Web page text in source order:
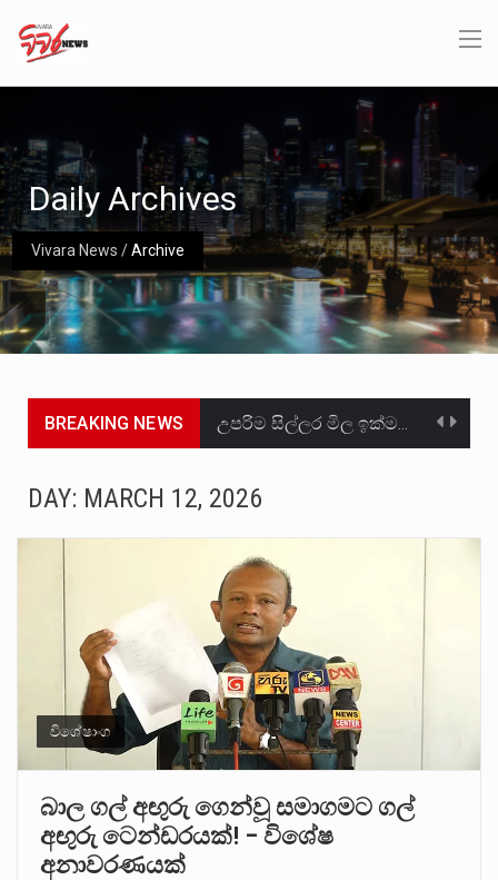
Vivara News /Archive
Daily Archives
BREAKING NEWS
DAY: MARCH 12, 2026
විශේෂාංග
බාල ගල් අඟුරු ගෙන්වූ සමාගමට ගල්
අඟුරු ටෙන්ඩරයක්! – විශේෂ
අනාවරණයක්